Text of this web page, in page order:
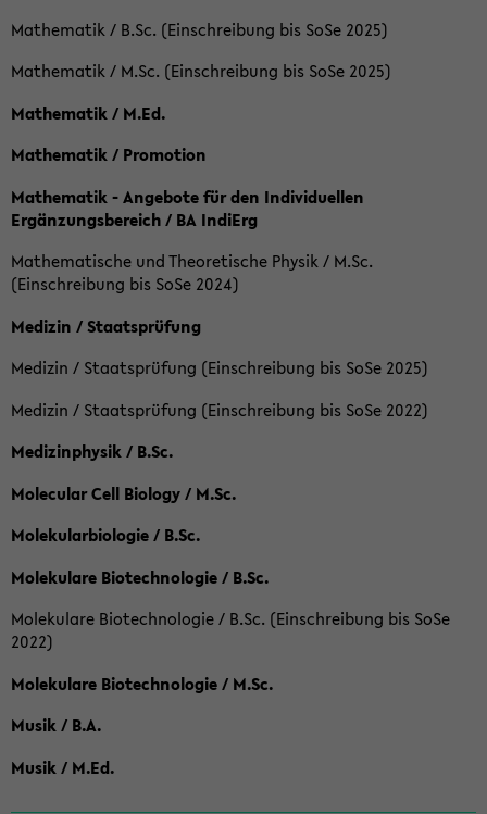
Mathematik / B.Sc. (Einschreibung bis SoSe 2025)
Mathematik / M.Sc. (Einschreibung bis SoSe 2025)
Mathematik / M.Ed.
Mathematik / Promotion
Mathematik - Angebote für den Individuellen
Ergänzungsbereich / BA IndiErg
Mathematische und Theoretische Physik / M.Sc.
(Einschreibung bis SoSe 2024)
Medizin / Staatsprüfung
Medizin / Staatsprüfung (Einschreibung bis SoSe 2025)
Medizin / Staatsprüfung (Einschreibung bis SoSe 2022)
Medizinphysik / B.Sc.
Molecular Cell Biology / M.Sc.
Molekularbiologie / B.Sc.
Molekulare Biotechnologie / B.Sc.
Molekulare Biotechnologie / B.Sc. (Einschreibung bis SoSe
2022)
Molekulare Biotechnologie / M.Sc.
Musik / B.A.
Musik / M.Ed.